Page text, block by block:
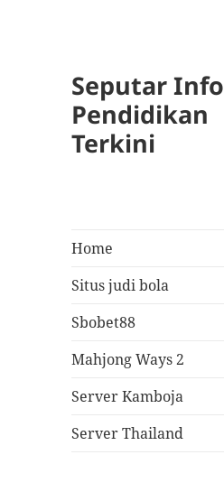
Seputar Info
Pendidikan
Terkini
Home
Situs judi bola
Sbobet88
Mahjong Ways 2
Server Kamboja
Server Thailand